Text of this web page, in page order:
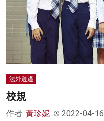
法外逍遙
校規
作者: 黃珍妮 2022-04-16